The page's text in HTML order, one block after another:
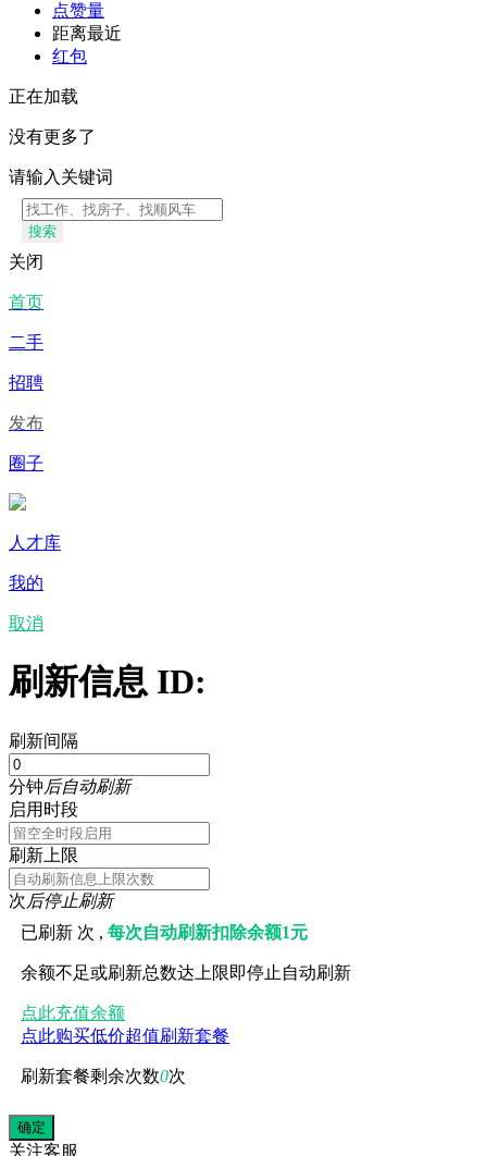
点赞量
距离最近
红包
正在加载
没有更多了
请输入关键词
搜索
关闭
首页
二手
招聘
发布
圈子
人才库
我的
取消
刷新信息 ID:
刷新间隔
分钟后自动刷新
启用时段
刷新上限
次后停止刷新
已刷新 次 ,每次自动刷新扣除余额1元
余额不足或刷新总数达上限即停止自动刷新
点此充值余额
点此购买低价超值刷新套餐
刷新套餐剩余次数0次
关注客服